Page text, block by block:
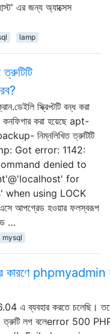
এর জন্য অ্যাক্সেস
lamp
স্ক্রিপ্টটি বন্ধ করা
কনফিগার করা হয়েছে apt-
নিম্নলিখিত ত্রুটিটি
Got error: 1142:
denied to
for
using LOCK
আপগ্রেড হওয়ার ফলস্বরূপ
…
mysql
কারণে phpmyadmin
এ ব্যবহার করতে চলেছি।
ত্রুটি লগ বলেerror 500